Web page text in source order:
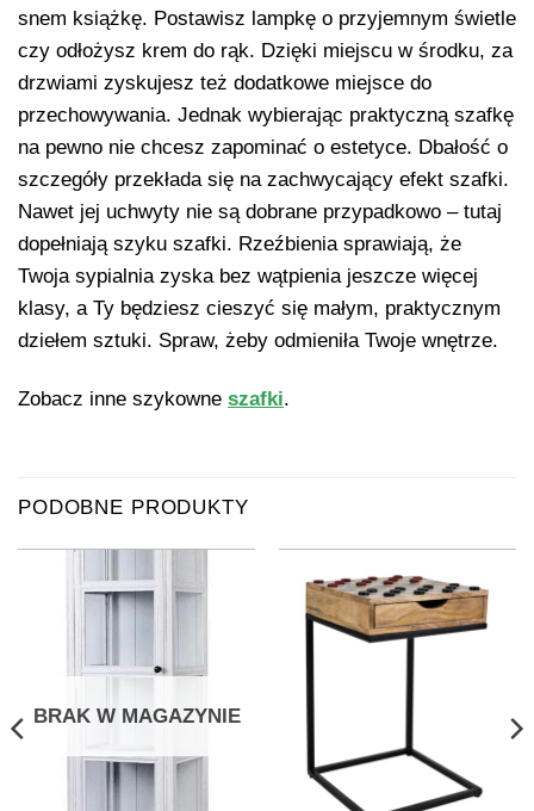
snem książkę. Postawisz lampkę o przyjemnym świetle
czy odłożysz krem do rąk. Dzięki miejscu w środku, za
drzwiami zyskujesz też dodatkowe miejsce do
przechowywania. Jednak wybierając praktyczną szafkę
na pewno nie chcesz zapominać o estetyce. Dbałość o
szczegóły przekłada się na zachwycający efekt szafki.
Nawet jej uchwyty nie są dobrane przypadkowo – tutaj
dopełniają szyku szafki. Rzeźbienia sprawiają, że
Twoja sypialnia zyska bez wątpienia jeszcze więcej
klasy, a Ty będziesz cieszyć się małym, praktycznym
dziełem sztuki. Spraw, żeby odmieniła Twoje wnętrze.
Zobacz inne szykowne szafki.
PODOBNE PRODUKTY
BRAK W MAGAZYNIE